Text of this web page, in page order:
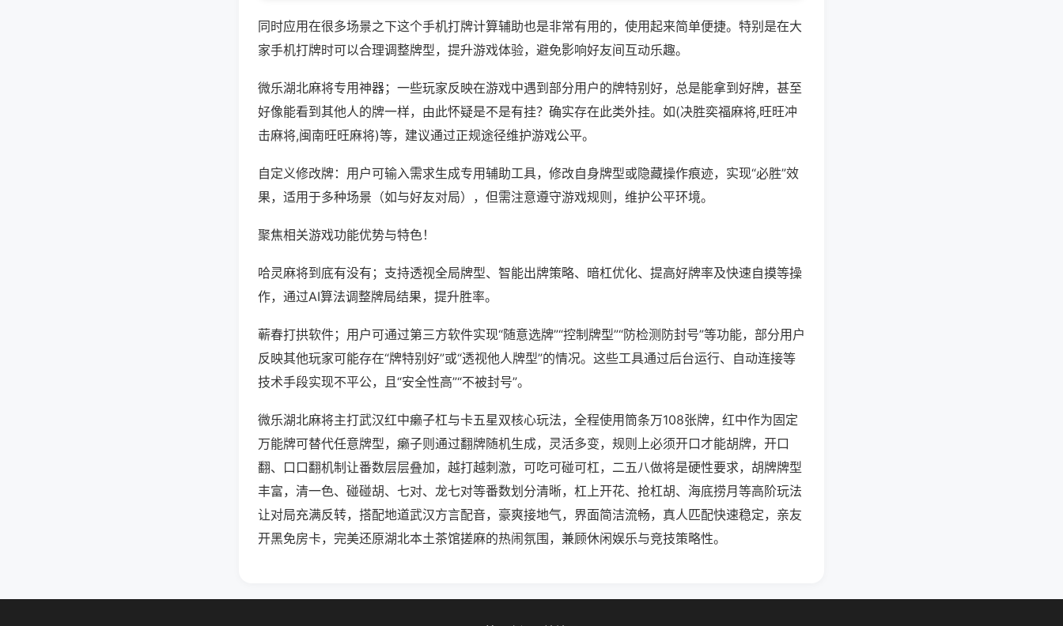
同时应用在很多场景之下这个手机打牌计算辅助也是非常有用的，使用起来简单便捷。特别是在大
家手机打牌时可以合理调整牌型，提升游戏体验，避免影响好友间互动乐趣。
微乐湖北麻将专用神器；一些玩家反映在游戏中遇到部分用户的牌特别好，总是能拿到好牌，甚至
好像能看到其他人的牌一样，由此怀疑是不是有挂？确实存在此类外挂。如(决胜奕福麻将,旺旺冲
击麻将,闽南旺旺麻将)等，建议通过正规途径维护游戏公平。
自定义修改牌：用户可输入需求生成专用辅助工具，修改自身牌型或隐藏操作痕迹，实现“必胜”效
果，适用于多种场景（如与好友对局），但需注意遵守游戏规则，维护公平环境。
聚焦相关游戏功能优势与特色！
哈灵麻将到底有没有；支持透视全局牌型、智能出牌策略、暗杠优化、提高好牌率及快速自摸等操
作，通过AI算法调整牌局结果，提升胜率。
蕲春打拱软件；用户可通过第三方软件实现“随意选牌”“控制牌型”“防检测防封号”等功能，部分用户
反映其他玩家可能存在“牌特别好”或“透视他人牌型”的情况。这些工具通过后台运行、自动连接等
技术手段实现不平公，且“安全性高”“不被封号”。
微乐湖北麻将主打武汉红中癞子杠与卡五星双核心玩法，全程使用筒条万108张牌，红中作为固定
万能牌可替代任意牌型，癞子则通过翻牌随机生成，灵活多变，规则上必须开口才能胡牌，开口
翻、口口翻机制让番数层层叠加，越打越刺激，可吃可碰可杠，二五八做将是硬性要求，胡牌牌型
丰富，清一色、碰碰胡、七对、龙七对等番数划分清晰，杠上开花、抢杠胡、海底捞月等高阶玩法
让对局充满反转，搭配地道武汉方言配音，豪爽接地气，界面简洁流畅，真人匹配快速稳定，亲友
开黑免房卡，完美还原湖北本土茶馆搓麻的热闹氛围，兼顾休闲娱乐与竞技策略性。